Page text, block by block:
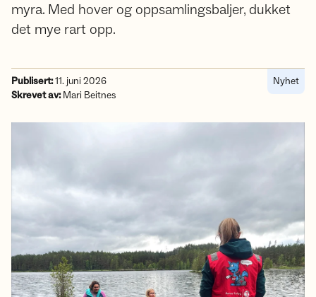
myra. Med hover og oppsamlingsbaljer, dukket
det mye rart opp.
Publisert:11. juni 2026
Skrevet av:Mari Beitnes
Nyhet